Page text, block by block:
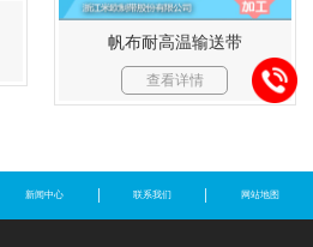
帆布耐高温输送带
查看详情
新闻中心 联系我们 网站地图